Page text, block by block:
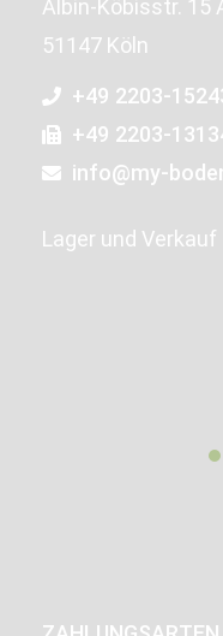
Albin-Köbisstr. 15
51147 Köln
+49 2203-
+49 2203-
info@my-
Lager und Verkauf